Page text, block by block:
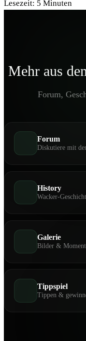
Lesezeit: 5 Minuten
Mehr aus
Forum,
Forum
Diskutiere mit
History
Wacker-
Galerie
Bilder &
Tippspiel
Tippen &